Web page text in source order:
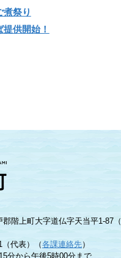
煮祭り
供開始！
階上町大字道仏字天当平1-87（
（代表）（各課連絡先）
分から午後5時00分まで